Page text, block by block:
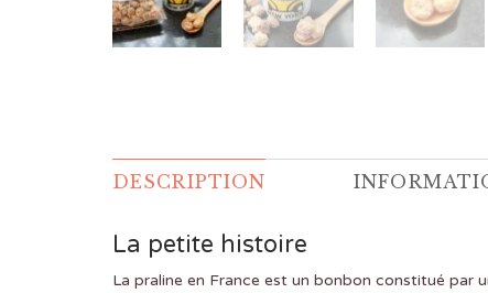
DESCRIPTION
La petite histoire
La praline en France est un bonbon constitué par